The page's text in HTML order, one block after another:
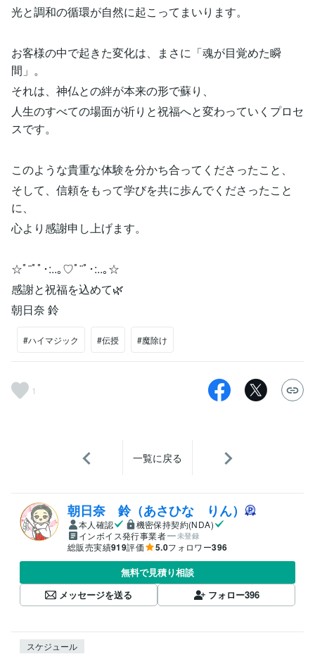
光と調和の循環が自然に起こってまいります。
お客様の中で起きた変化は、まさに「魂が目覚めた瞬
間」。
それは、神仏との絆が本来の形で蘇り、
人生のすべての場面が祈りと祝福へと変わっていくプロセ
スです。
このような貴重な体験を分かち合ってくださったこと、
そして、信頼をもって学びを共に歩んでくださったこと
に、
心より感謝申し上げます。
☆ﾟ¨ﾟﾟ･:..｡♡ﾟ¨ﾟ･:..｡☆
感謝と祝福を込めて🌿
朝日奈 鈴
#ハイマジック #伝授 #魔除け
1
一覧に戻る
朝日奈 鈴（あさひな りん）
本人確認
機密保持契約(NDA)
インボイス発行事業者
未登録
総販売実績919評価 5.0フォロワー396
無料で見積り相談
メッセージを送る
フォロー396
スケジュール